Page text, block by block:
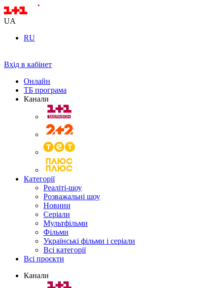
UA
RU
Вхід в кабінет
Онлайн
ТБ програма
Канали
Категорії
Реаліті-шоу
Розважальні шоу
Новини
Серіали
Мультфільми
Фільми
Українські фільми і серіали
Всі категорії
Всі проєкти
Канали